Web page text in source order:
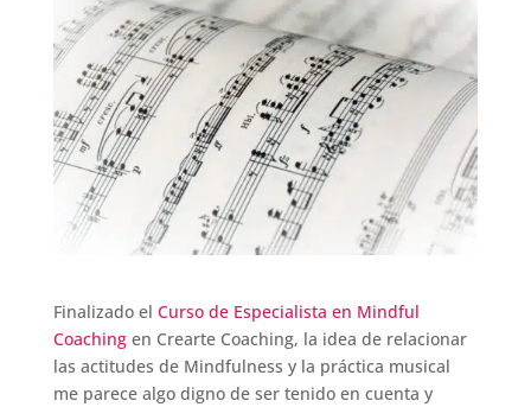
Finalizado el Curso de Especialista en Mindful
Coachingen Crearte Coaching, la idea de relacionar
las actitudes de Mindfulness y la práctica musical
me parece algo digno de ser tenido en cuenta y